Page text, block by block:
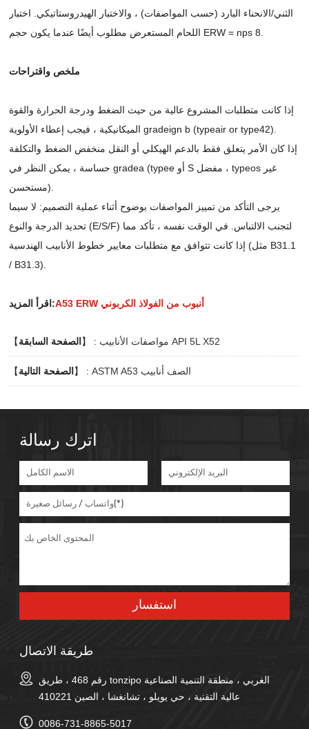
الثني/الانحناء البارد (حسب المواصفات) ، والاختبار الهيدروستاتيكي. اختبار
اللحام المستعرض مطلوب أيضًا عندما يكون حجم ERW = nps 8.
ملخص واقتراحات
إذا كانت متطلبات المشروع عالية من حيث الضغط ودرجة الحرارة والقوة
الميكانيكية ، فيجب إعطاء الأولوية gradeign b (typeair or type42).
إذا كان الأمر يتعلق فقط بالدعم الهيكلي أو النقل منخفض الضغط والتكلفة
حساسة ، يمكن النظر في gradea (typee أو S مفضل ، typeos غير
مستحسن).
يرجى التأكد من تمييز المواصفات بوضوح أثناء عملية التصميم: لا سيما
تحديد الدرجة والنوع (E/S/F) لتجنب الالتباس. في الوقت نفسه ، تأكد مما
إذا كانت تتوافق مع متطلبات معايير خطوط الأنابيب الهندسية (مثل B31.1
/ B31.3).
اقرأ المزيد: A53 ERW أنبوب من الفولاذ الكربوني
【الصفحة السابقة 】 : مواصفات الأنابيب API 5L X52
【الصفحة التالية 】 : ASTM A53 الصف أنابيب
اترك رسالة
طريقة الاتصال
رقم 468 ، طريق tonzipo الغربي ، منطقة التنمية الصناعية
عالية التقنية ، حي يويلو ، تشانغشا ، الصين 410221
0086-731-8865-5017